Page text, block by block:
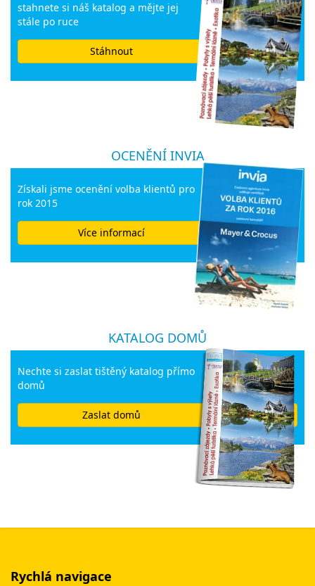
stahnete si náš katalog a mějte jej
stále po ruce
Stáhnout
OCENĚNÍ INVIA
Získali jsme ocenění volba klientů pro
rok 2015
Více informací
KATALOG DOMŮ
Nechte si zaslat tištěný katalog přímo
domů
Zaslat domů
Rychlá navigace